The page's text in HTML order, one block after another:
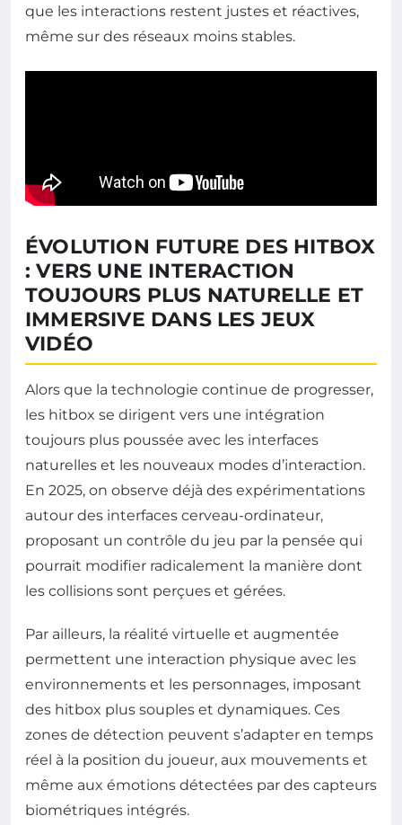
que les interactions restent justes et réactives,
même sur des réseaux moins stables.
ÉVOLUTION FUTURE DES HITBOX
: VERS UNE INTERACTION
TOUJOURS PLUS NATURELLE ET
IMMERSIVE DANS LES JEUX
VIDÉO
Alors que la technologie continue de progresser,
les hitbox se dirigent vers une intégration
toujours plus poussée avec les interfaces
naturelles et les nouveaux modes d’interaction.
En 2025, on observe déjà des expérimentations
autour des interfaces cerveau-ordinateur,
proposant un contrôle du jeu par la pensée qui
pourrait modifier radicalement la manière dont
les collisions sont perçues et gérées.
Par ailleurs, la réalité virtuelle et augmentée
permettent une interaction physique avec les
environnements et les personnages, imposant
des hitbox plus souples et dynamiques. Ces
zones de détection peuvent s’adapter en temps
réel à la position du joueur, aux mouvements et
même aux émotions détectées par des capteurs
biométriques intégrés.